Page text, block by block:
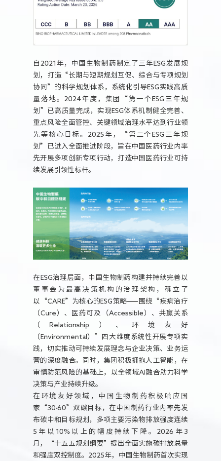
自2021年，中国生物制药制定了三年ESG发展规
划，打造“长期与短期规划互促、综合与专项规划
协同”的科学规划体系，系统化引导ESG实践高质
量落地。2024年度，集团“第一个ESG三年规
划”已高质量完成，实现ESG体系机制健全完善、
重点风险全面管控、关键领域治理水平达到行业领
先等核心目标。2025年，“第二个ESG三年规
划”已进入全面推进阶段，旨在中国医药行业内率
先开展多项创新专项行动，打造中国医药行业可持
续发展引领性标杆。
在ESG治理层面，中国生物制药构建并持续完善以
董事会为最高决策机构的治理架构，确立了
以“CARE”为核心的ESG策略——围绕“疾病治疗
（Cure）、医药可及（Accessible）、共赢关系
（Relationship）、环境友好
（Environmental）”四大维度系统性开展专项实
践，切实推动可持续发展理念与企业决策、业务运
营的深度融合。同时，集团积极拥抱人工智能，在
审慎防范风险的基础上，以全领域AI融合助力科学
决策与产业持续升级。
在环境友好领域，中国生物制药积极响应国
家“30·60”双碳目标，在中国制药行业内率先发
布碳中和目标规划，多项主要污染物排放强度连续
5年以10%以上的幅度持续下降。2026年3
月，“十五五规划纲要”提出全面实施碳排放总量
和强度双控制度。2025年，中国生物制药首次实现